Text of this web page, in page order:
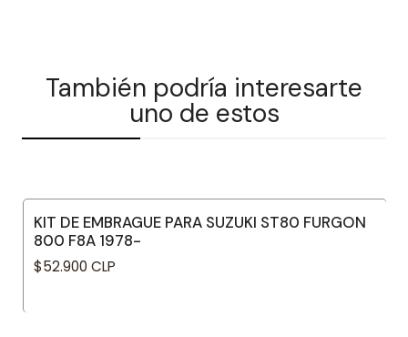
También podría interesarte
uno de estos
KIT DE EMBRAGUE PARA SUZUKI ST80 FURGON
800 F8A 1978-
$52.900 CLP